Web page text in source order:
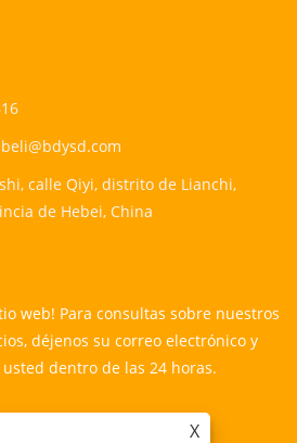
calle Qiyi, distrito de Lianchi,
de Hebei, China
web! Para consultas sobre nuestros
déjenos su correo electrónico y
dentro de las 24 horas.
X